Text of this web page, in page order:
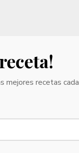
mejores recetas cada